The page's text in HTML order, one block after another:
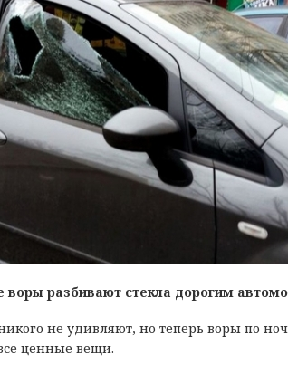
воры разбивают стекла дорогим
не удивляют, но теперь воры по
ценные вещи.